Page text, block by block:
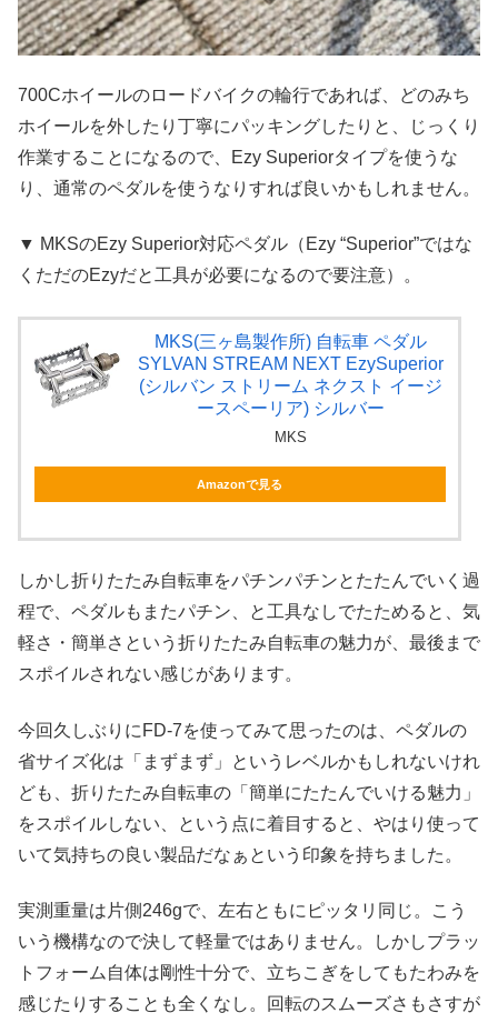
700Cホイールのロードバイクの輪行であれば、どのみち
ホイールを外したり丁寧にパッキングしたりと、じっくり
作業することになるので、Ezy Superiorタイプを使うな
り、通常のペダルを使うなりすれば良いかもしれません。
▼ MKSのEzy Superior対応ペダル（Ezy “Superior”ではな
くただのEzyだと工具が必要になるので要注意）。
MKS(三ヶ島製作所) 自転車 ペダル
SYLVAN STREAM NEXT EzySuperior
(シルバン ストリーム ネクスト イージ
ースペーリア) シルバー
MKS
Amazonで見る
しかし折りたたみ自転車をパチンパチンとたたんでいく過
程で、ペダルもまたパチン、と工具なしでたためると、気
軽さ・簡単さという折りたたみ自転車の魅力が、最後まで
スポイルされない感じがあります。
今回久しぶりにFD-7を使ってみて思ったのは、ペダルの
省サイズ化は「まずまず」というレベルかもしれないけれ
ども、折りたたみ自転車の「簡単にたたんでいける魅力」
をスポイルしない、という点に着目すると、やはり使って
いて気持ちの良い製品だなぁという印象を持ちました。
実測重量は片側246gで、左右ともにピッタリ同じ。こう
いう機構なので決して軽量ではありません。しかしプラッ
トフォーム自体は剛性十分で、立ちこぎをしてもたわみを
感じたりすることも全くなし。回転のスムーズさもさすが